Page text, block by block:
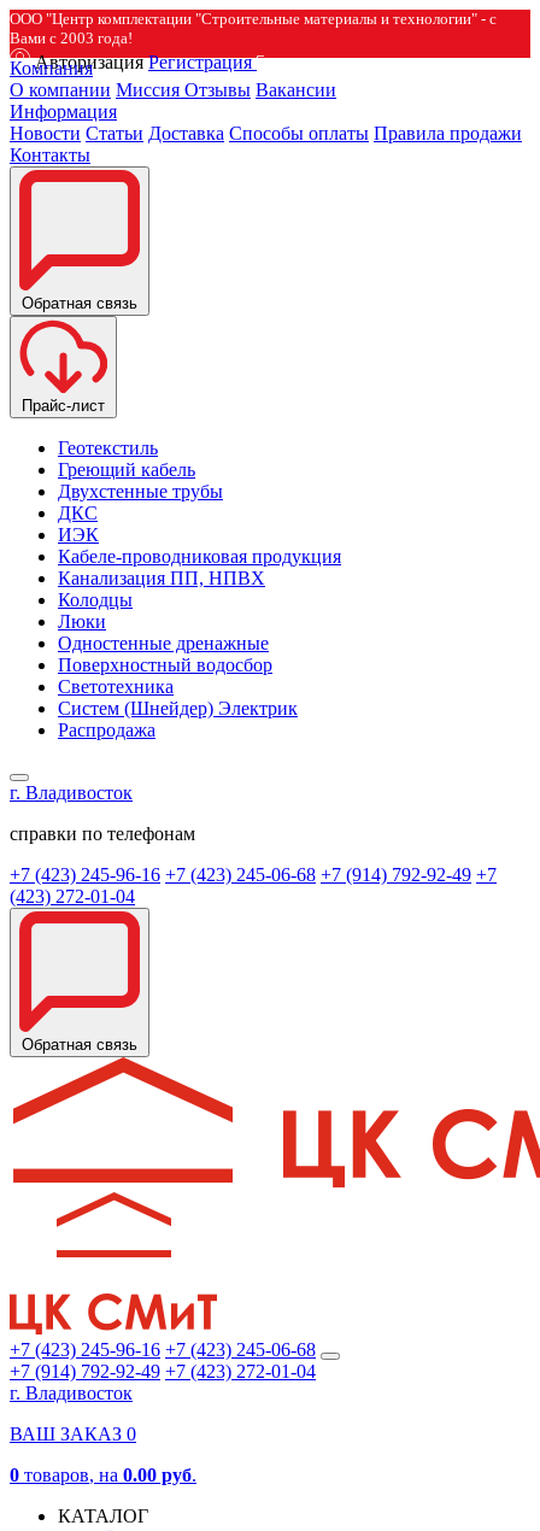
ООО "Центр комплектации "Строительные материалы и технологии" - с
Вами с 2003 года!
Авторизация Регистрация
Компания
О компании Миссия Отзывы Вакансии
Информация
Новости Статьи Доставка Способы оплаты Правила продажи
Контакты
Обратная связь
Прайс-лист
Геотекстиль
Греющий кабель
Двухстенные трубы
ДКС
ИЭК
Кабеле-проводниковая продукция
Канализация ПП, НПВХ
Колодцы
Люки
Одностенные дренажные
Поверхностный водосбор
Светотехника
Систем (Шнейдер) Электрик
Распродажа
г. Владивосток
справки по телефонам
+7 (423) 245-96-16 +7 (423) 245-06-68 +7 (914) 792-92-49 +7
(423) 272-01-04
Обратная связь
+7 (423) 245-96-16 +7 (423) 245-06-68
+7 (914) 792-92-49 +7 (423) 272-01-04
г. Владивосток
ВАШ ЗАКАЗ 0
0 товаров, на 0.00 руб.
КАТАЛОГ